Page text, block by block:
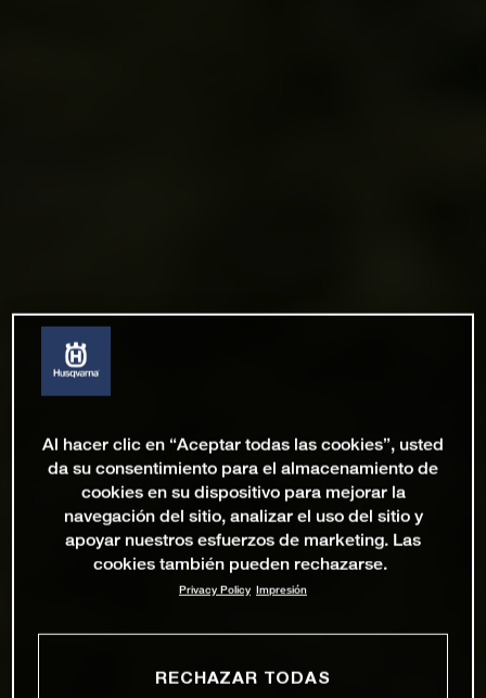
Al hacer clic en “Aceptar todas las cookies”, usted
da su consentimiento para el almacenamiento de
cookies en su dispositivo para mejorar la
navegación del sitio, analizar el uso del sitio y
apoyar nuestros esfuerzos de marketing. Las
cookies también pueden rechazarse.
Privacy Policy Impresión
RECHAZAR TODAS